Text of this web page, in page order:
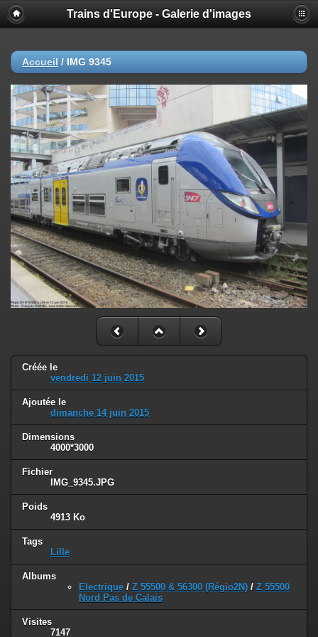
Trains d'Europe - Galerie d'images
Accueil / IMG 9345
Créée le
vendredi 12 juin 2015
Ajoutée le
dimanche 14 juin 2015
Dimensions
4000*3000
Fichier
IMG_9345.JPG
Poids
4913 Ko
Tags
Lille
Albums
Electrique / Z 55500 & 56300 (Régio2N) / Z 55500
Nord Pas de Calais
Visites
7147